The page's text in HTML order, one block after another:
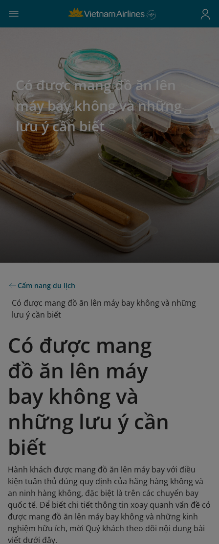
Có được mang đồ ăn lên
máy bay không và những
lưu ý cần biết
Cẩm nang du lịch
Có được mang đồ ăn lên máy bay không và những
lưu ý cần biết
Có được mang
đồ ăn lên máy
bay không và
những lưu ý cần
biết
Hành khách được mang đồ ăn lên máy bay với điều
kiện tuân thủ đúng quy định của hãng hàng không và
an ninh hàng không, đặc biệt là trên các chuyến bay
quốc tế. Để biết chi tiết thông tin xoay quanh vấn đề có
được mang đồ ăn lên máy bay không và những kinh
nghiệm hữu ích, mời Quý khách theo dõi nội dung bài
viết dưới đây.